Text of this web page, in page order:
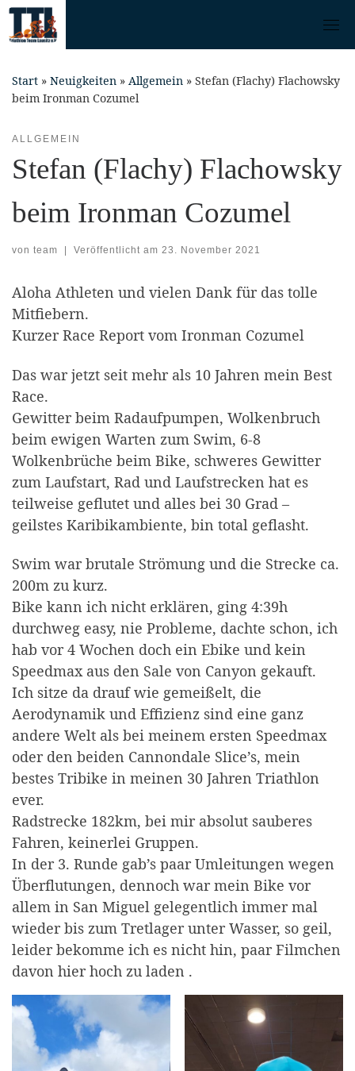
Skip
content
Start » Neuigkeiten » Allgemein » Stefan (Flachy) Flachowsky
beim Ironman Cozumel
ALLGEMEIN
Stefan (Flachy) Flachowsky
beim Ironman Cozumel
von team Veröffentlicht am 23. November 2021
Aloha Athleten und vielen Dank für das tolle
Mitfiebern.
Kurzer Race Report vom Ironman Cozumel
Das war jetzt seit mehr als 10 Jahren mein Best
Race.
Gewitter beim Radaufpumpen, Wolkenbruch
beim ewigen Warten zum Swim, 6-8
Wolkenbrüche beim Bike, schweres Gewitter
zum Laufstart, Rad und Laufstrecken hat es
teilweise geflutet und alles bei 30 Grad –
geilstes Karibikambiente, bin total geflasht.
Swim war brutale Strömung und die Strecke ca.
200m zu kurz.
Bike kann ich nicht erklären, ging 4:39h
durchweg easy, nie Probleme, dachte schon, ich
hab vor 4 Wochen doch ein Ebike und kein
Speedmax aus den Sale von Canyon gekauft.
Ich sitze da drauf wie gemeißelt, die
Aerodynamik und Effizienz sind eine ganz
andere Welt als bei meinem ersten Speedmax
oder den beiden Cannondale Slice’s, mein
bestes Tribike in meinen 30 Jahren Triathlon
ever.
Radstrecke 182km, bei mir absolut sauberes
Fahren, keinerlei Gruppen.
In der 3. Runde gab’s paar Umleitungen wegen
Überflutungen, dennoch war mein Bike vor
allem in San Miguel gelegentlich immer mal
wieder bis zum Tretlager unter Wasser, so geil,
leider bekomme ich es nicht hin, paar Filmchen
davon hier hoch zu laden .